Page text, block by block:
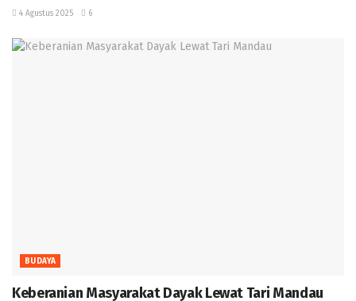
4 Agustus 2025 6
BUDAYA
Keberanian Masyarakat Dayak Lewat Tari Mandau ‎